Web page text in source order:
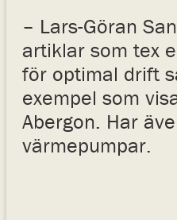
– Lars-Göran
artiklar som tex
för optimal drift
exempel som
Abergon. Har
värmepumpar.